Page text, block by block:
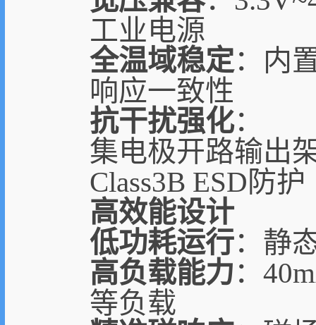
工业电源
全温域稳定：内
响应一致性
抗干扰强化：
集电极开路输出
Class3B ESD防
高效能设计
低功耗运行：静
高负载能力：
等负载